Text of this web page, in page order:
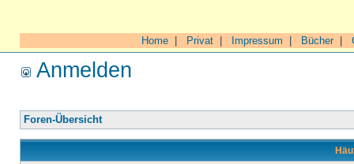
Home Privat Impressum Bücher|
Anmelden
Foren-Übersicht